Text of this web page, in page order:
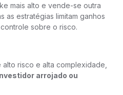
mais alto e vende-se outra
as estratégias limitam ganhos
sobre o risco.
risco e alta complexidade,
arrojado ou